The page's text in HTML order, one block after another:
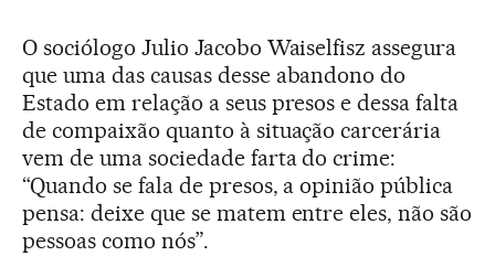
O sociólogo Julio Jacobo Waiselfisz assegura
que uma das causas desse abandono do
Estado em relação a seus presos e dessa falta
de compaixão quanto à situação carcerária
vem de uma sociedade farta do crime:
“Quando se fala de presos, a opinião pública
pensa: deixe que se matem entre eles, não são
pessoas como nós”.